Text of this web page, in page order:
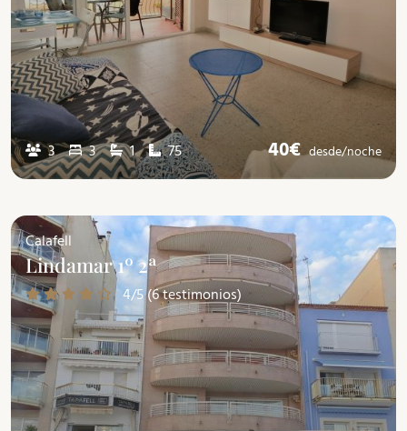
3 3 1 75 40€desde/noche
Calafell
Lindamar 1º 2ª
4/5 (6 testimonios)